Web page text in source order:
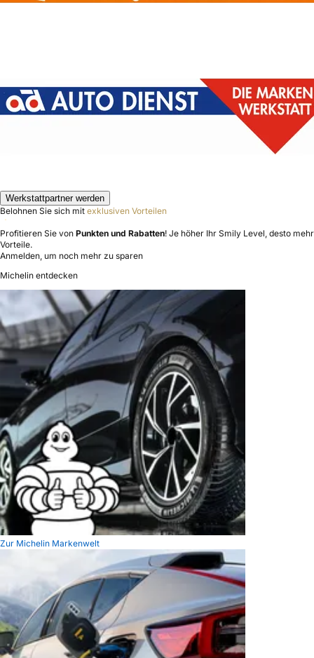
Werkstattpartner werden
Belohnen Sie sich mit exklusiven Vorteilen
Profitieren Sie von Punkten und Rabatten! Je höher Ihr Smily Level, desto mehr
Vorteile.
Anmelden, um noch mehr zu sparen
Michelin entdecken
Zur Michelin Markenwelt